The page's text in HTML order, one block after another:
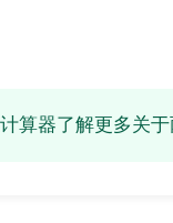
算器了解更多关于